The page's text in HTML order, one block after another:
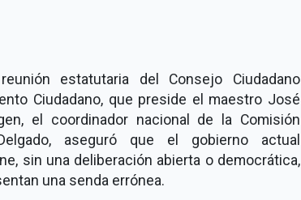
estatutaria del Consejo Ciudadano
Ciudadano, que preside el maestro José
el coordinador nacional de la Comisión
aseguró que el gobierno actual
sin una deliberación abierta o democrática,
una senda errónea.